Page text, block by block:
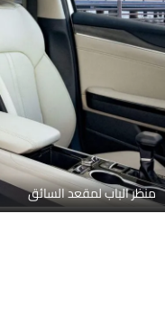
منظر الباب لمقعد السائق